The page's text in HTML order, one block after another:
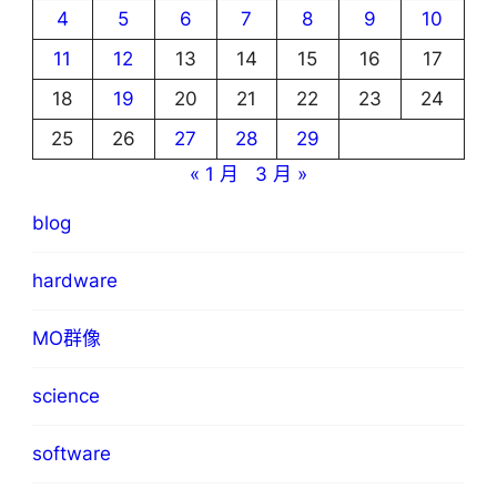
4
5 6 7 8 9
10
11
12 13 14 15 16
17
18
19 20 21 22 23
24
25
26 27 28
29
« 1 月
3 月 »
blog
hardware
MO群像
science
software